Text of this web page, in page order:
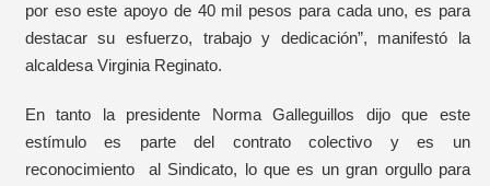
por eso este apoyo de 40 mil pesos para cada uno, es para
destacar su esfuerzo, trabajo y dedicación”, manifestó la
alcaldesa Virginia Reginato.
En tanto la presidente Norma Galleguillos dijo que este
estímulo es parte del contrato colectivo y es un
reconocimiento al Sindicato, lo que es un gran orgullo para